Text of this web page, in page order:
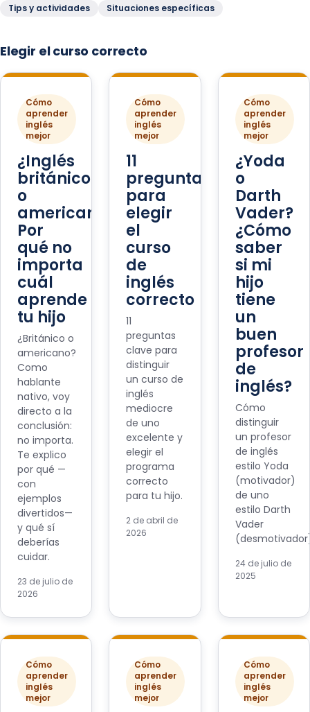
Tips y actividades
Situaciones específicas
Elegir el curso correcto
Cómo
aprender
inglés
mejor
¿Inglés
británico
o
americano?
Por
qué no
importa
cuál
aprende
tu hijo
¿Británico o
americano?
Como
hablante
nativo, voy
directo a la
conclusión:
no importa.
Te explico
por qué —
con
ejemplos
divertidos—
y qué sí
deberías
cuidar.
23 de julio de
2026
Cómo
aprender
inglés
mejor
11
preguntas
para
elegir
el
curso
de
inglés
correcto
11
preguntas
clave para
distinguir
un curso de
inglés
mediocre
de uno
excelente y
elegir el
programa
correcto
para tu hijo.
2 de abril de
2026
Cómo
aprender
inglés
mejor
¿Yoda
o
Darth
Vader?
¿Cómo
saber
si mi
hijo
tiene
un
buen
profesor
de
inglés?
Cómo
distinguir
un profesor
de inglés
estilo Yoda
(motivador)
de uno
estilo Darth
Vader
24 de julio de
2025
Cómo
aprender
inglés
mejor
Cómo
aprender
inglés
mejor
Cómo
aprender
inglés
mejor